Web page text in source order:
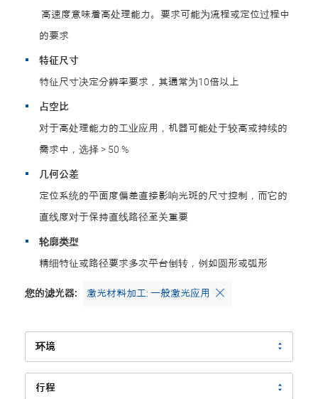
高速度意味着高处理能力。要求可能为流程或定位过程中
的要求
特征尺寸
特征尺寸决定分辨率要求，其通常为10倍以上
占空比
对于高处理能力的工业应用，机器可能处于较高或持续的
需求中，选择 > 50 %
几何公差
定位系统的平面度偏差直接影响光斑的尺寸控制，而它的
直线度对于保持直线路径至关重要
轮廓类型
精细特征或路径要求多次平台倒转，例如圆形或弧形
您的滤光器: 激光材料加工: 一般激光应用
环境
行程